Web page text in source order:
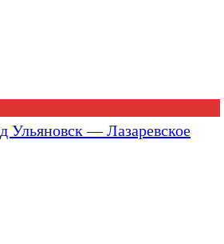
Ульяновск — Лазаревское